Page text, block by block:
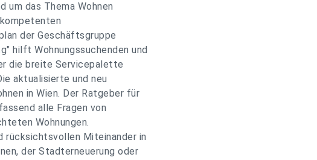
um das Thema Wohnen
der Geschäftsgruppe
hilft Wohnungssuchenden und
die breite Servicepalette
aktualisierte und neu
in Wien. Der Ratgeber für
alle Fragen von
Wohnungen.
rücksichtsvollen Miteinander in
der Stadterneuerung oder